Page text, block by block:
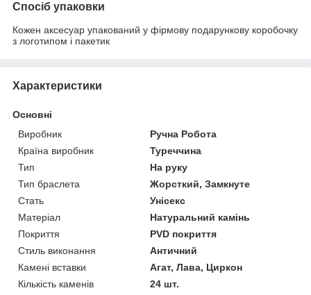
Спосіб упаковки
Кожен аксесуар упакований у фірмову подарункову коробочку
з логотипом і пакетик
Характеристики
Основні
Виробник
Ручна Робота
Країна виробник
Туреччина
Тип
На руку
Тип браслета
Жорсткий, Замкнуте
Стать
Унісекс
Матеріал
Натуральний камінь
Покриття
PVD покриття
Стиль виконання
Античний
Камені вставки
Агат, Лава, Циркон
Кількість каменів
24 шт.